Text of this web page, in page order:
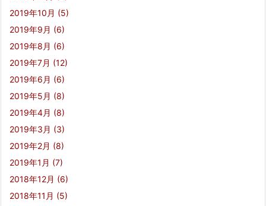
2019年10月 (5)
2019年9月 (6)
2019年8月 (6)
2019年7月 (12)
2019年6月 (6)
2019年5月 (8)
2019年4月 (8)
2019年3月 (3)
2019年2月 (8)
2019年1月 (7)
2018年12月 (6)
2018年11月 (5)